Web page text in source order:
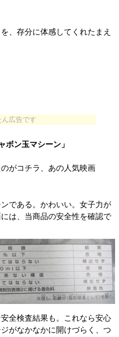
、存分に体感してくれたまえ
ん広告です
ボン玉マシーン」
がコチラ、あの人気映画
である。かわいい。女子力が
は、当商品の安全性を確認で
全検査結果も。これなら安心
がなかなかに開けづらく、つ